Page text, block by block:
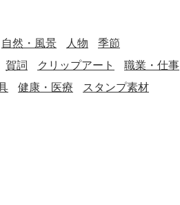
自然・風景 人物
季節
賀詞 クリップアート
職業・仕事
健康・医療
スタンプ素材